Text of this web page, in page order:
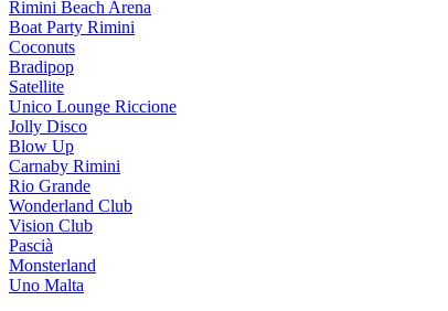
Rimini Beach Arena
Boat Party Rimini
Coconuts
Bradipop
Satellite
Unico Lounge Riccione
Jolly Disco
Blow Up
Carnaby Rimini
Rio Grande
Wonderland Club
Vision Club
Pascià
Monsterland
Uno Malta